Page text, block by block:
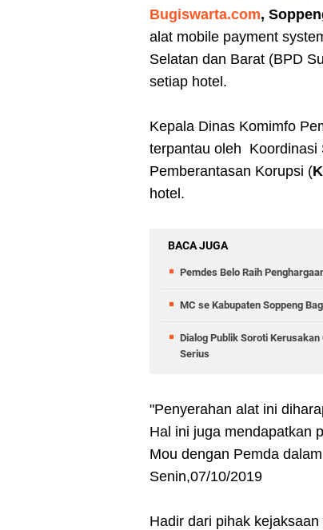
Bugiswarta.com,
alat mobile payment
Selatan dan Barat (BPD
setiap hotel.
Kepala Dinas Komimfo
terpantau oleh Koordinasi
Pemberantasan Korupsi (
hotel.
BACA JUGA
Pemdes Belo Raih
MC se Kabupaten Soppeng
Dialog Publik Soroti
Serius
"Penyerahan alat ini
Hal ini juga mendapatkan
Mou dengan Pemda
Senin,07/10/2019
Hadir dari pihak